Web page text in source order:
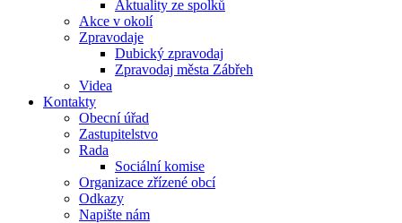
Aktuality ze spolků
Akce v okolí
Zpravodaje
Dubický zpravodaj
Zpravodaj města Zábřeh
Videa
Kontakty
Obecní úřad
Zastupitelstvo
Rada
Sociální komise
Organizace zřízené obcí
Odkazy
Napište nám